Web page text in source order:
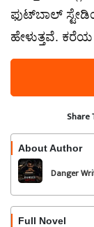
ಫುಟ್‌ಬಾಲ್
ಹೇಳುತ್ತವೆ. ಕರೆಯ
Share
About Author
Danger
Full Novel